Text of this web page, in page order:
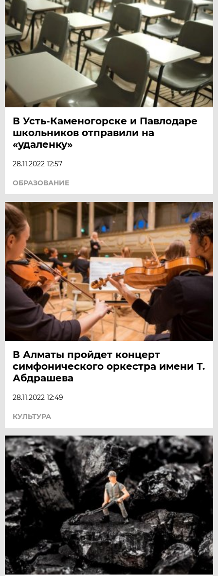
В Усть-Каменогорске и Павлодаре
школьников отправили на
«удаленку»
28.11.2022 12:57
ОБРАЗОВАНИЕ
В Алматы пройдет концерт
симфонического оркестра имени Т.
Абдрашева
28.11.2022 12:49
КУЛЬТУРА